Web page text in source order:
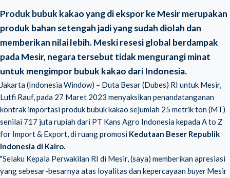
Produk bubuk kakao yang di ekspor ke Mesir merupakan
produk bahan setengah jadi yang sudah diolah dan
memberikan nilai lebih. Meski resesi global berdampak
pada Mesir, negara tersebut tidak mengurangi minat
untuk mengimpor bubuk kakao dari Indonesia.
Jakarta (Indonesia Window) – Duta Besar (Dubes) RI untuk Mesir,
Lutfi Rauf, pada 27 Maret 2023 menyaksikan penandatanganan
kontrak importasi produk bubuk kakao sejumlah 25 metrik ton (MT)
senilai 717 juta rupiah dari PT Kans Agro Indonesia kepada A to Z
for Import & Export, di ruang promosi Kedutaan Beser Republik
Indonesia di Kairo.
"Selaku Kepala Perwakilan RI di Mesir, (saya) memberikan apresiasi
yang sebesar-besarnya atas loyalitas dan kepercayaanbuyerMesir